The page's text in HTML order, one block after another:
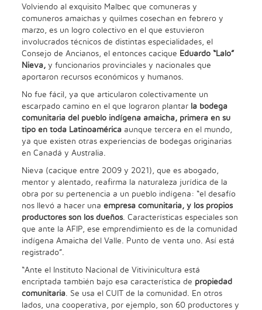
Volviendo al exquisito Malbec que comuneras y
comuneros amaichas y quilmes cosechan en febrero y
marzo, es un logro colectivo en el que estuvieron
involucrados técnicos de distintas especialidades, el
Consejo de Ancianos, el entonces cacique Eduardo “Lalo”
Nieva, y funcionarios provinciales y nacionales que
aportaron recursos económicos y humanos.
No fue fácil, ya que articularon colectivamente un
escarpado camino en el que lograron plantar la bodega
comunitaria del pueblo indígena amaicha, primera en su
tipo en toda Latinoamérica aunque tercera en el mundo,
ya que existen otras experiencias de bodegas originarias
en Canadá y Australia.
Nieva (cacique entre 2009 y 2021), que es abogado,
mentor y alentado, reafirma la naturaleza jurídica de la
obra por su pertenencia a un pueblo indígena: “el desafío
nos llevó a hacer unaempresa comunitaria, y los propios
productores son los dueños. Características especiales son
que ante la AFIP, ese emprendimiento es de la comunidad
indígena Amaicha del Valle. Punto de venta uno. Así está
registrado”.
“Ante el Instituto Nacional de Vitivinicultura está
encriptada también bajo esa característica de propiedad
comunitaria. Se usa el CUIT de la comunidad. En otros
lados, una cooperativa, por ejemplo, son 60 productores y